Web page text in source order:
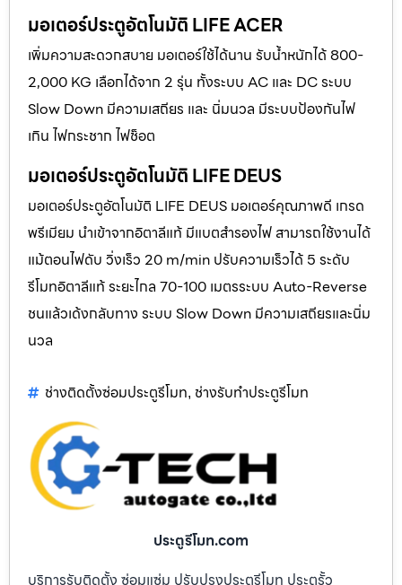
มอเตอร์ประตูอัตโนมัติ LIFE ACER
เพิ่มความสะดวกสบาย มอเตอร์ใช้ได้นาน รับน้ำหนักได้ 800-
2,000 KG เลือกได้จาก 2 รุ่น ทั้งระบบ AC และ DC ระบบ
Slow Down มีความเสถียร และ นิ่มนวล มีระบบป้องกันไฟ
เกิน ไฟกระชาก ไฟช็อต
มอเตอร์ประตูอัตโนมัติ LIFE DEUS
มอเตอร์ประตูอัตโนมัติ LIFE DEUS มอเตอร์คุณภาพดี เกรด
พรีเมียม นำเข้าจากอิตาลีแท้ มีแบตสำรองไฟ สามารถใช้งานได้
แม้ตอนไฟดับ วิ่งเร็ว 20 m/min ปรับความเร็วได้ 5 ระดับ
รีโมทอิตาลีแท้ ระยะไกล 70-100 เมตรระบบ Auto-Reverse
ชนแล้วเด้งกลับทาง ระบบ Slow Down มีความเสถียรและนิ่ม
นวล
ช่างติดตั้งซ่อมประตูรีโมท, ช่างรับทำประตูรีโมท
ประตูรีโมท.com
บริการรับติดตั้ง ซ่อมแซ่ม ปรับปรุงประตูรีโมท ประตูรั้ว